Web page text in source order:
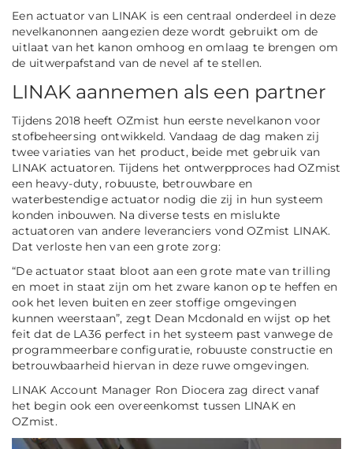
Een actuator van LINAK is een centraal onderdeel in deze
nevelkanonnen aangezien deze wordt gebruikt om de
uitlaat van het kanon omhoog en omlaag te brengen om
de uitwerpafstand van de nevel af te stellen.
LINAK aannemen als een partner
Tijdens 2018 heeft OZmist hun eerste nevelkanon voor
stofbeheersing ontwikkeld. Vandaag de dag maken zij
twee variaties van het product, beide met gebruik van
LINAK actuatoren. Tijdens het ontwerpproces had OZmist
een heavy-duty, robuuste, betrouwbare en
waterbestendige actuator nodig die zij in hun systeem
konden inbouwen. Na diverse tests en mislukte
actuatoren van andere leveranciers vond OZmist LINAK.
Dat verloste hen van een grote zorg:
“De actuator staat bloot aan een grote mate van trilling
en moet in staat zijn om het zware kanon op te heffen en
ook het leven buiten en zeer stoffige omgevingen
kunnen weerstaan”, zegt Dean Mcdonald en wijst op het
feit dat de LA36 perfect in het systeem past vanwege de
programmeerbare configuratie, robuuste constructie en
betrouwbaarheid hiervan in deze ruwe omgevingen.
LINAK Account Manager Ron Diocera zag direct vanaf
het begin ook een overeenkomst tussen LINAK en
OZmist.